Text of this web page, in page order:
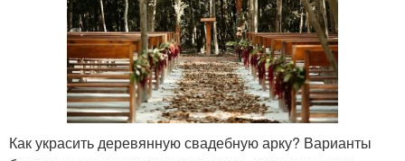
Как украсить деревянную свадебную арку? Варианты